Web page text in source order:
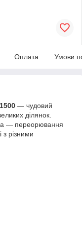
Оплата Умови
— чудовий
ділянок.
— переорювання
з різними